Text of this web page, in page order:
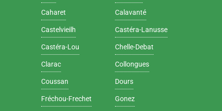
Caharet Calavanté
Castelvieilh Castéra-Lanusse
Castéra-Lou Chelle-Debat
Clarac Collongues
Coussan Dours
Fréchou-Frechet Gonez